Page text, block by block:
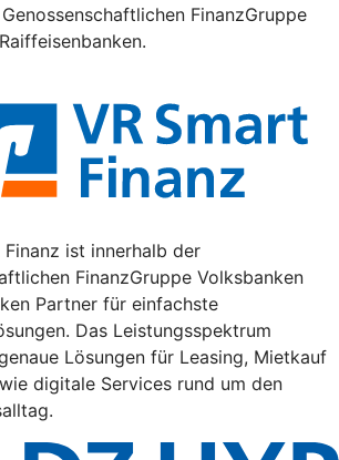
FinanzGruppe
Finanz ist innerhalb der
FinanzGruppe Volksbanken
Partner für einfachste
Das Leistungsspektrum
Lösungen für Leasing, Mietkauf
digitale Services rund um den